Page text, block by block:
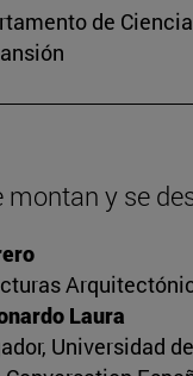
de
montan y se
Laura
Universidad